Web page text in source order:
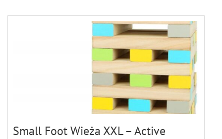
Small Foot Wieża XXL – Active